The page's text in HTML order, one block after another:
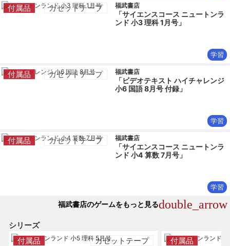
付属品 カセットテープ 福武書店
「サイエンスコース ニュートンラ
ンド 小3 理科 1月号」
学習
付属品 カセットテープ 福武書店
「ビデオテキスト ハイチャレンジ
小6 国語 8月号 付録」
学習
付属品 カセットテープ 福武書店
「サイエンスコース ニュートンラ
ンド 小4 算数 7月号」
学習
福武書店のゲームをもっと見るdouble_arrow
シリーズ
付属品
カセットテープ 付属品